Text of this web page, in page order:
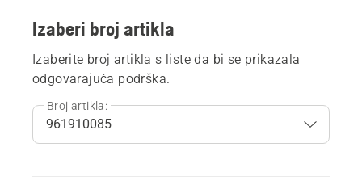
Izaberi broj artikla
Izaberite broj artikla s liste da bi se prikazala
odgovarajuća podrška.
Broj artikla: